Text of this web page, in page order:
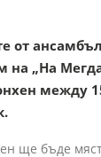
от ансамбъл
на „На
между
ще бъде